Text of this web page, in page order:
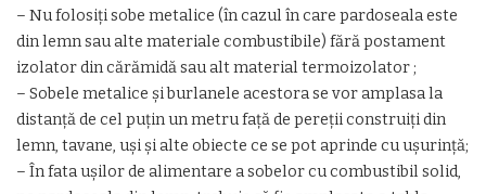
– Nu folosiţi sobe metalice (în cazul în care pardoseala este
din lemn sau alte materiale combustibile) fără postament
izolator din cărămidă sau alt material termoizolator ;
– Sobele metalice şi burlanele acestora se vor amplasa la
distanţă de cel puţin un metru faţă de pereţii construiţi din
lemn, tavane, uşi şi alte obiecte ce se pot aprinde cu uşurinţă;
– În fata uşilor de alimentare a sobelor cu combustibil solid,